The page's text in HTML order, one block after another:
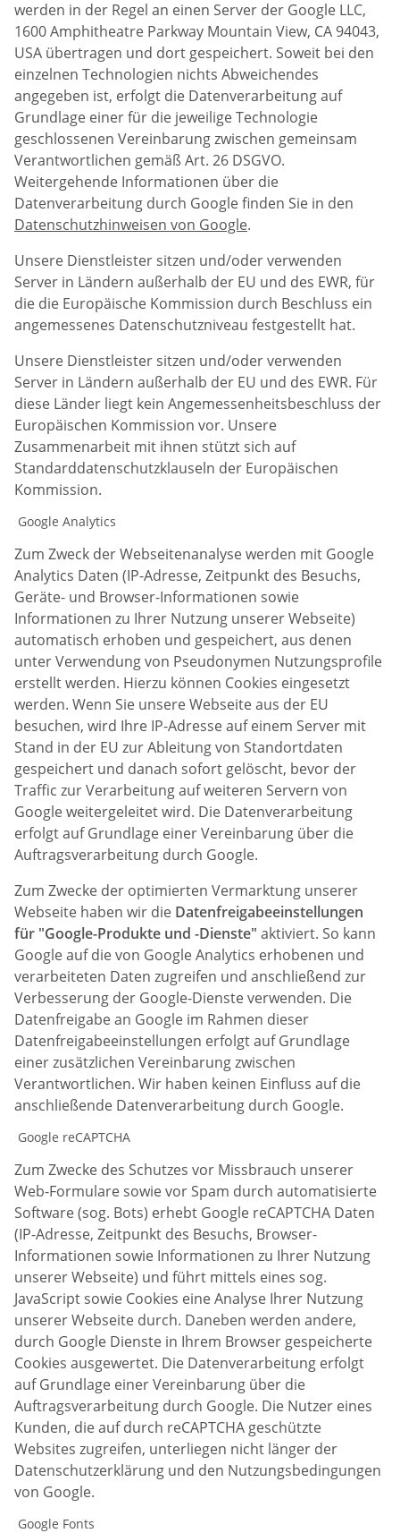
werden in der Regel an einen Server der Google LLC,
1600 Amphitheatre Parkway Mountain View, CA 94043,
USA übertragen und dort gespeichert. Soweit bei den
einzelnen Technologien nichts Abweichendes
angegeben ist, erfolgt die Datenverarbeitung auf
Grundlage einer für die jeweilige Technologie
geschlossenen Vereinbarung zwischen gemeinsam
Verantwortlichen gemäß Art. 26 DSGVO.
Weitergehende Informationen über die
Datenverarbeitung durch Google finden Sie in den
Datenschutzhinweisen von Google.
Unsere Dienstleister sitzen und/oder verwenden
Server in Ländern außerhalb der EU und des EWR, für
die die Europäische Kommission durch Beschluss ein
angemessenes Datenschutzniveau festgestellt hat.
Unsere Dienstleister sitzen und/oder verwenden
Server in Ländern außerhalb der EU und des EWR. Für
diese Länder liegt kein Angemessenheitsbeschluss der
Europäischen Kommission vor. Unsere
Zusammenarbeit mit ihnen stützt sich auf
Standarddatenschutzklauseln der Europäischen
Kommission.
Google Analytics
Zum Zweck der Webseitenanalyse werden mit Google
Analytics Daten (IP-Adresse, Zeitpunkt des Besuchs,
Geräte- und Browser-Informationen sowie
Informationen zu Ihrer Nutzung unserer Webseite)
automatisch erhoben und gespeichert, aus denen
unter Verwendung von Pseudonymen Nutzungsprofile
erstellt werden. Hierzu können Cookies eingesetzt
werden. Wenn Sie unsere Webseite aus der EU
besuchen, wird Ihre IP-Adresse auf einem Server mit
Stand in der EU zur Ableitung von Standortdaten
gespeichert und danach sofort gelöscht, bevor der
Traffic zur Verarbeitung auf weiteren Servern von
Google weitergeleitet wird. Die Datenverarbeitung
erfolgt auf Grundlage einer Vereinbarung über die
Auftragsverarbeitung durch Google.
Zum Zwecke der optimierten Vermarktung unserer
Webseite haben wir die Datenfreigabeeinstellungen
für "Google-Produkte und -Dienste" aktiviert. So kann
Google auf die von Google Analytics erhobenen und
verarbeiteten Daten zugreifen und anschließend zur
Verbesserung der Google-Dienste verwenden. Die
Datenfreigabe an Google im Rahmen dieser
Datenfreigabeeinstellungen erfolgt auf Grundlage
einer zusätzlichen Vereinbarung zwischen
Verantwortlichen. Wir haben keinen Einfluss auf die
anschließende Datenverarbeitung durch Google.
Google reCAPTCHA
Zum Zwecke des Schutzes vor Missbrauch unserer
Web-Formulare sowie vor Spam durch automatisierte
Software (sog. Bots) erhebt Google reCAPTCHA Daten
(IP-Adresse, Zeitpunkt des Besuchs, Browser-
Informationen sowie Informationen zu Ihrer Nutzung
unserer Webseite) und führt mittels eines sog.
JavaScript sowie Cookies eine Analyse Ihrer Nutzung
unserer Webseite durch. Daneben werden andere,
durch Google Dienste in Ihrem Browser gespeicherte
Cookies ausgewertet. Die Datenverarbeitung erfolgt
auf Grundlage einer Vereinbarung über die
Auftragsverarbeitung durch Google. Die Nutzer eines
Kunden, die auf durch reCAPTCHA geschützte
Websites zugreifen, unterliegen nicht länger der
Datenschutzerklärung und den Nutzungsbedingungen
von Google.
Google Fonts